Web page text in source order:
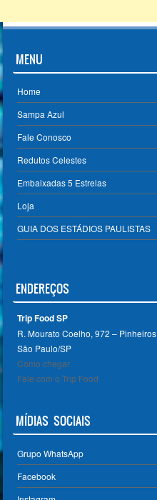
MENU
Home
Sampa Azul
Fale Conosco
Redutos Celestes
Embaixadas 5 Estrelas
Loja
GUIA DOS ESTÁDIOS PAULISTAS
ENDEREÇOS
Trip Food SP
R. Mourato Coelho, 972 – Pinheiros
São Paulo/SP ‎
Como chegar
Fale com o Trip Food
MÍDIAS SOCIAIS
Grupo WhatsApp
Facebook